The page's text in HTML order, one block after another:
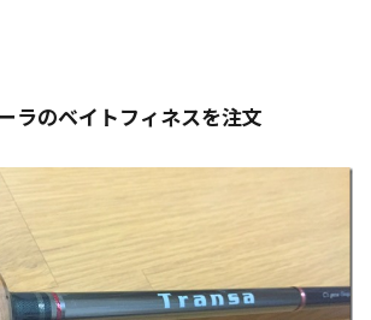
ラのベイトフィネスを注文